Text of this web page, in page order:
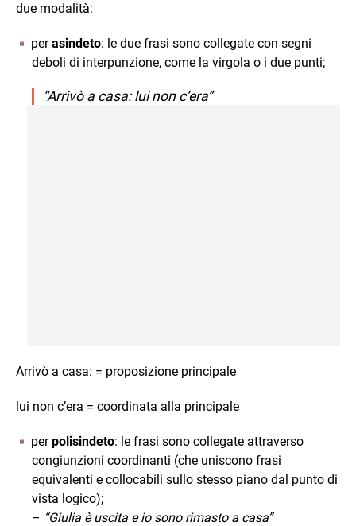
due modalità:
perasindeto: le due frasi sono collegate con segni
deboli di interpunzione, come la virgola o i due punti;
“Arrivò a casa: lui non c’era”
Arrivò a casa: = proposizione principale
lui non c’era = coordinata alla principale
perpolisindeto: le frasi sono collegate attraverso
congiunzioni coordinanti (che uniscono frasi
equivalenti e collocabili sullo stesso piano dal punto di
vista logico);
– “Giulia è uscita e io sono rimasto a casa”